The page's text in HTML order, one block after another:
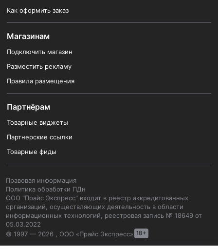
Как оформить заказ
Магазинам
Подключить магазин
Разместить рекламу
Правила размещения
Партнёрам
Товарные виджеты
Партнерские ссылки
Товарные фиды
Правовая информация
Политика обработки ПДн
ООО "Прайс Экспресс" входит в реестр аккредитованных
организаций, осуществляющих деятельность в области
информационных технологий, реестровая запись № 18649 от
05.03.2022
© 1997 — 2026 , ООО «Прайс Экспресс»